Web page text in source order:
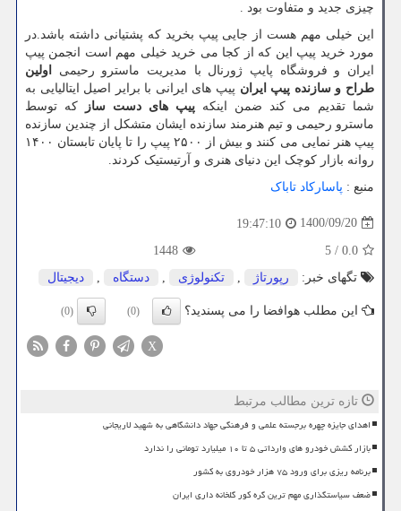
چیزی جدید و متفاوت بود .
این خیلی مهم هست از جایی پیپ بخرید که پشتیانی داشته باشد.در
مورد خرید پیپ این که از کجا می خرید خیلی مهم است انجمن پیپ
ایران و فروشگاه پایپ ژورنال با مدیریت ماسترو رحیمی
اولین
طراح و سازنده پیپ ایران پیپ های ایرانی با برایر اصیل ایتالیایی به
شما تقدیم می کند ضمن اینکه پیپ های دست ساز
که توسط
ماسترو رحیمی و تیم هنرمند سازنده ایشان متشکل از چندین سازنده
پیپ هنر نمایی می کنند و بیش از ۲۵۰۰ پیپ را تا پایان تابستان ۱۴۰۰
روانه بازار کوچک این دنیای هنری و آرتیستیک کردند.
منبع : پاسارکاد تاباک
1400/09/20
19:47:10
0.0
/
5
1448
تگهای خبر:
رپورتاژ , تكنولوژی , دستگاه , دیجیتال
این مطلب هوافضا را می پسندید؟ (0)
(0)
X
تازه ترین مطالب مرتبط
اهدای جایزه چهره برجسته علمی و فرهنگی جهاد دانشگاهی به شهید لاریجانی
بازار کشش خودرو های وارداتی ۵ تا ۱۰ میلیارد تومانی را ندارد
برنامه ریزی برای ورود ۷۵ هزار خودروی به کشور
ضعف سیاستگذاری مهم ترین گره کور گلخانه داری ایران